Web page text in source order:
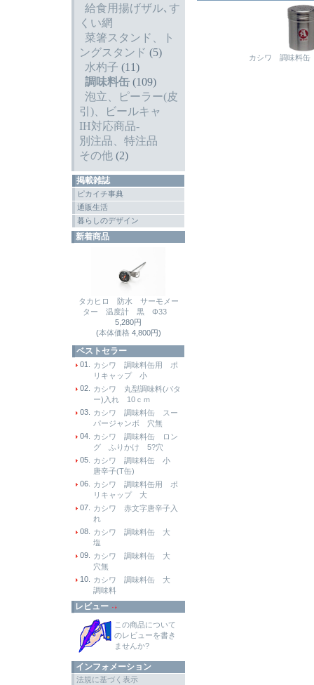
給食用揚げザル､す
くい網
菜箸スタンド、ト
ングスタンド (5)
水杓子 (11)
調味料缶 (109)
泡立、ピーラー(皮
引)、ビールキャ
IH対応商品-
別注品、特注品
その他 (2)
掲載雑誌
ピカイチ事典
通販生活
暮らしのデザイン
新着商品
タカヒロ 防水 サーモメー
ター 温度計 黒 Φ33
5,280円
(本体価格4,800円)
ベストセラー
01.
カシワ 調味料缶用 ポ
リキャップ 小
02.
カシワ 丸型調味料(バタ
ー)入れ 10ｃｍ
03.
カシワ 調味料缶 スー
パージャンボ 穴無
04.
カシワ 調味料缶 ロン
グ ふりかけ 5?穴
05.
カシワ 調味料缶 小
唐辛子(T缶)
06.
カシワ 調味料缶用 ポ
リキャップ 大
07.
カシワ 赤文字唐辛子入
れ
08.
カシワ 調味料缶 大
塩
09.
カシワ 調味料缶 大
穴無
10.
カシワ 調味料缶 大
調味料
レビュー
この商品について
のレビューを書き
ませんか?
インフォメーション
法規に基づく表示
カシワ 調味料